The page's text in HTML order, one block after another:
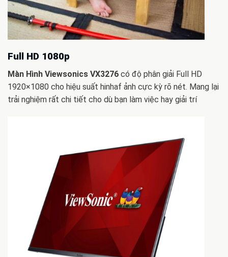
Full HD 1080p
Màn Hình Viewsonics VX3276 có độ phân giải Full HD
1920×1080 cho hiệu suất hinhaf ảnh cực kỳ rõ nét. Mang lại
trải nghiệm rất chi tiết cho dù bạn làm việc hay giải trí